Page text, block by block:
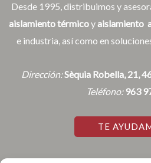
Desde 1995, distribuimos y
aislamiento térmicoyaislamiento
e industria, así como en
Dirección:Sèquia Robella, 21,
Teléfono: 963
TE